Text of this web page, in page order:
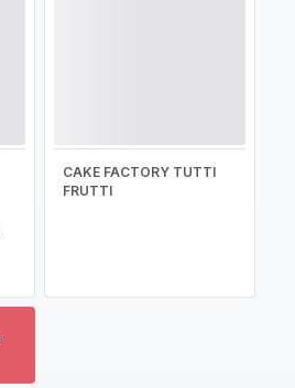
CAKE FACTORY TUTTI
FRUTTI